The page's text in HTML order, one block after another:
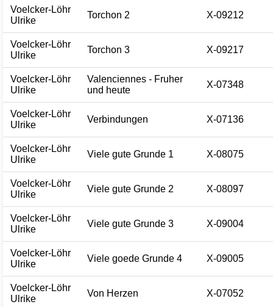
Voelcker-Löhr
Ulrike
Torchon 2 X-09212
Voelcker-Löhr
Ulrike
Torchon 3 X-09217
Voelcker-Löhr
Ulrike
Valenciennes - Fruher
und heute
X-07348
Voelcker-Löhr
Ulrike
Verbindungen X-07136
Voelcker-Löhr
Ulrike
Viele gute Grunde 1 X-08075
Voelcker-Löhr
Ulrike
Viele gute Grunde 2 X-08097
Voelcker-Löhr
Ulrike
Viele gute Grunde 3 X-09004
Voelcker-Löhr
Ulrike
Viele goede Grunde 4 X-09005
Voelcker-Löhr
Ulrike
Von Herzen X-07052